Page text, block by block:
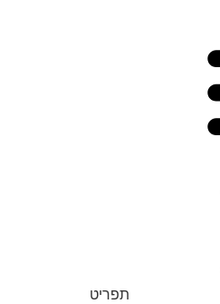
תפריט